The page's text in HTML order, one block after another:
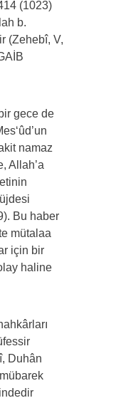
(1023)
b.
(Zehebî, V,
gece de
namaz
Allah’a
Bu haber
mütalaa
için bir
haline
Duhân